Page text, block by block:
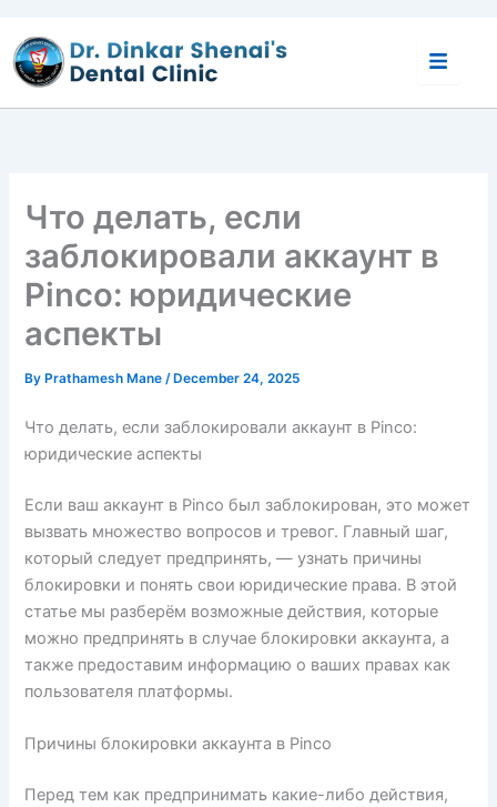
content
Что делать, если
заблокировали аккаунт в
Pinco: юридические
аспекты
ByPrathamesh Mane/December 24, 2025
Что делать, если заблокировали аккаунт в Pinco:
юридические аспекты
Если ваш аккаунт в Pinco был заблокирован, это может
вызвать множество вопросов и тревог. Главный шаг,
который следует предпринять, — узнать причины
блокировки и понять свои юридические права. В этой
статье мы разберём возможные действия, которые
можно предпринять в случае блокировки аккаунта, а
также предоставим информацию о ваших правах как
пользователя платформы.
Причины блокировки аккаунта в Pinco
Перед тем как предпринимать какие-либо действия,